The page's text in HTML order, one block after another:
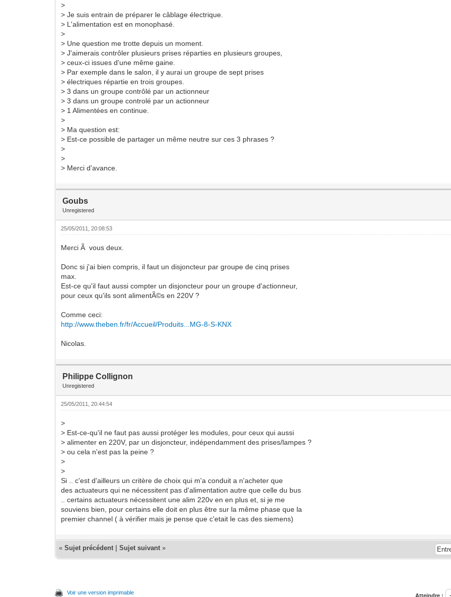
>
> Je suis entrain de préparer le câblage électrique.
> L'alimentation est en monophasé.
>
> Une question me trotte depuis un moment.
> J'aimerais contrôler plusieurs prises réparties en plusieurs groupes,
> ceux-ci issues d'une même gaine.
> Par exemple dans le salon, il y aurai un groupe de sept prises
> électriques répartie en trois groupes.
> 3 dans un groupe contrôlé par un actionneur
> 3 dans un groupe controlé par un actionneur
> 1 Alimentées en continue.
>
> Ma question est:
> Est-ce possible de partager un même neutre sur ces 3 phrases ?
>
>
> Merci d'avance.
Goubs
Unregistered
25/05/2011, 20:08:53
Merci Ã vous deux.
Donc si j'ai bien compris, il faut un disjoncteur par groupe de cinq prises
max.
Est-ce qu'il faut aussi compter un disjoncteur pour un groupe d'actionneur,
pour ceux qu'ils sont alimentÃ©s en 220V ?
Comme ceci:
http://www.theben.fr/fr/Accueil/Produits...MG-8-S-KNX
Nicolas.
Philippe Collignon
Unregistered
25/05/2011, 20:44:54
>
> Est-ce-qu'il ne faut pas aussi protéger les modules, pour ceux qui aussi
> alimenter en 220V, par un disjoncteur, indépendamment des prises/lampes ?
> ou cela n'est pas la peine ?
>
>
Si .. c'est d'ailleurs un critère de choix qui m'a conduit a n'acheter que
des actuateurs qui ne nécessitent pas d'alimentation autre que celle du bus
.. certains actuateurs nécessitent une alim 220v en en plus et, si je me
souviens bien, pour certains elle doit en plus être sur la même phase que la
premier channel ( à vérifier mais je pense que c'etait le cas des siemens)
«Sujet précédent |Sujet suivant »
Voir une version imprimable Atteindre :